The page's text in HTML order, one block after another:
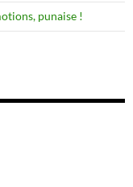
punaise !